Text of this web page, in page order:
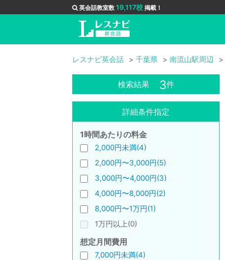
英会話教室数 19,117校 掲載！
レスナビ英会話 千葉県 南流山駅周辺
検索結果 3件
詳細条件指定
1時間あたりの料金
2,000円未満(4)
2,000円〜3,000円(5)
3,000円〜4,000円(3)
4,000円〜8,000円(2)
8,000円〜1万円(1)
1万円以上(0)
想定月間費用
7,000円未満(4)